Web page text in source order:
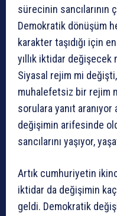
sürecinin sancılarının
Demokratik dönüşüm
karakter taşıdığı için
yıllık iktidar
Siyasal rejim mi
muhalefetsiz bir rejim
sorulara yanıt
değişimin arifesinde
sancılarını yaşıyor,
Artık cumhuriyetin
iktidar da değişimin
geldi. Demokratik